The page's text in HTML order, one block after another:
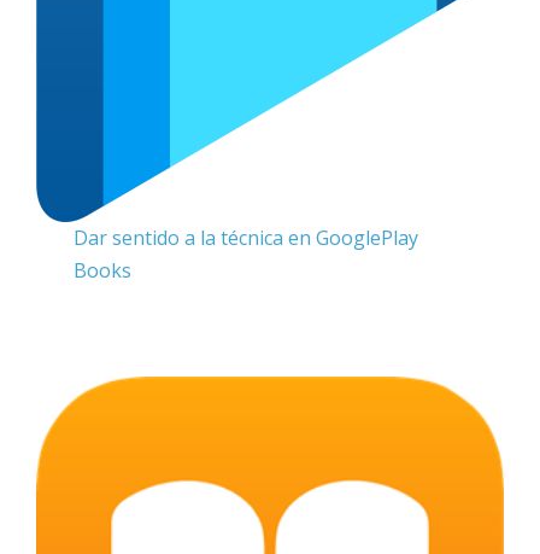
Dar sentido a la técnica en GooglePlay
Books